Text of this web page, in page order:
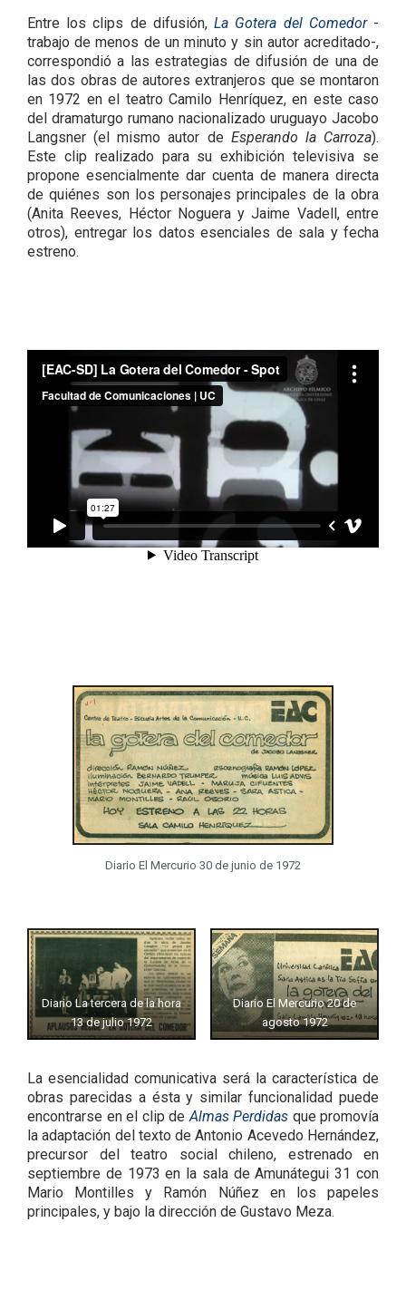
Entre los clips de difusión,La Gotera del Comedor-
trabajo de menos de un minuto y sin autor acreditado-,
correspondió a las estrategias de difusión de una de
las dos obras de autores extranjeros que se montaron
en 1972 en el teatro Camilo Henríquez, en este caso
del dramaturgo rumano nacionalizado uruguayo Jacobo
Langsner (el mismo autor de Esperando la Carroza).
Este clip realizado para su exhibición televisiva se
propone esencialmente dar cuenta de manera directa
de quiénes son los personajes principales de la obra
(Anita Reeves, Héctor Noguera y Jaime Vadell, entre
otros), entregar los datos esenciales de sala y fecha
estreno.
Diario El Mercurio 30 de junio de 1972
Diario La tercera de la hora
13 de julio 1972
Diario El Mercurio 20 de
agosto 1972
La esencialidad comunicativa será la característica de
obras parecidas a ésta y similar funcionalidad puede
encontrarse en el clip deAlmas Perdidas que promovía
la adaptación del texto de Antonio Acevedo Hernández,
precursor del teatro social chileno, estrenado en
septiembre de 1973 en la sala de Amunátegui 31 con
Mario Montilles y Ramón Núñez en los papeles
principales, y bajo la dirección de Gustavo Meza.